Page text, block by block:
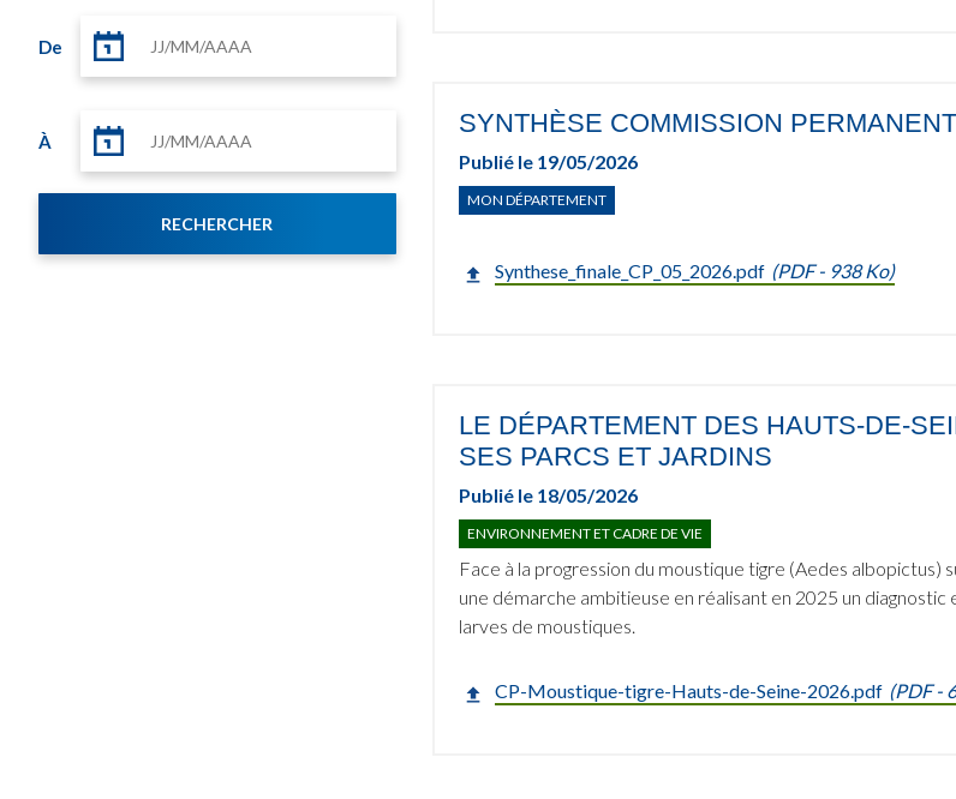
De
À
SYNTHÈSE COMMISSION
Publié le 19/05/2026
MON DÉPARTEMENT
Synthese_finale_CP_05_2026.pdf (PDF- 938 Ko)
LE DÉPARTEMENT DES HAUTS-DE-
SES PARCS ET JARDINS
Publié le 18/05/2026
ENVIRONNEMENT ET CADRE DE VIE
Face à la progression du moustique tigre (Aedes
une démarche ambitieuse en réalisant en 2025 un
larves de moustiques.
CP-Moustique-tigre-Hauts-de-Seine-2026.pdf (PDF-